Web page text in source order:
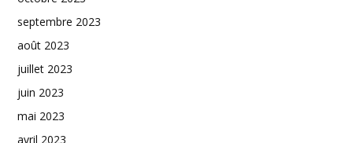
septembre 2023
août 2023
juillet 2023
juin 2023
mai 2023
avril 2023